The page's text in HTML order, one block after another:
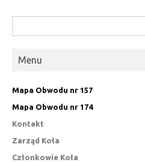
Menu
Mapa Obwodu nr 157
Mapa Obwodu nr 174
Kontakt
Zarząd Koła
Członkowie Koła